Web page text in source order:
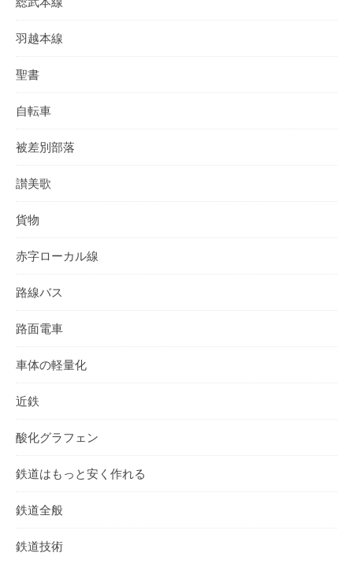
羽越本線
聖書
自転車
被差別部落
讃美歌
貨物
赤字ローカル線
路線バス
路面電車
車体の軽量化
近鉄
酸化グラフェン
鉄道はもっと安く作れる
鉄道全般
鉄道技術